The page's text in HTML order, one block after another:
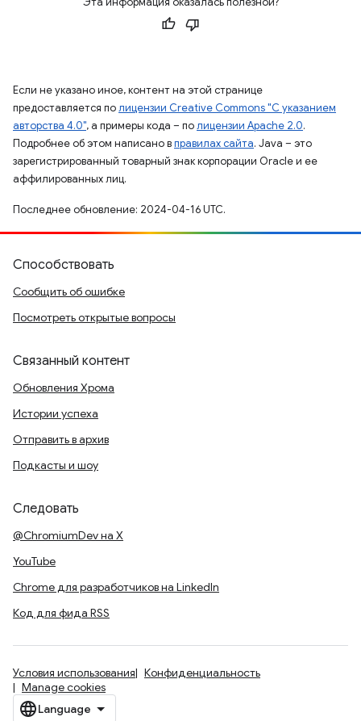
Если не указано иное, контент на этой странице
предоставляется полицензии Creative Commons "С указанием
авторства 4.0", а примеры кода – полицензии Apache 2.0.
Подробнее об этом написано вправилах сайта. Java – это
зарегистрированный товарный знак корпорации Oracle и ее
аффилированных лиц.
Последнее обновление: 2024-04-16 UTC.
Способствовать
Сообщить об ошибке
Посмотреть открытые вопросы
Связанный контент
Обновления Хрома
Истории успеха
Отправить в архив
Подкасты и шоу
Следовать
@ChromiumDev на X
YouTube
Chrome для разработчиков на LinkedIn
Код для фида RSS
Условия использования
Конфиденциальность
Manage cookies